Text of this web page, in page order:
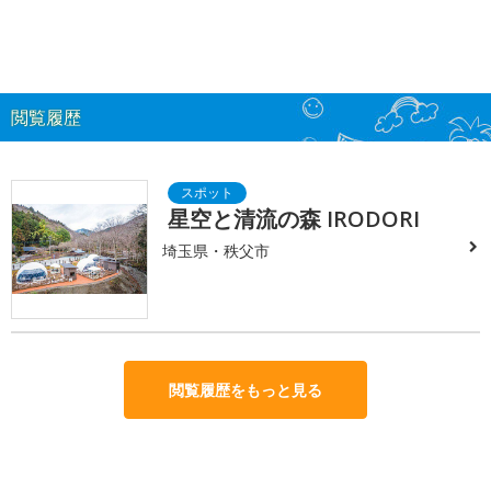
閲覧履歴
星空と清流の森 IRODORI
埼玉県・秩父市
閲覧履歴をもっと見る